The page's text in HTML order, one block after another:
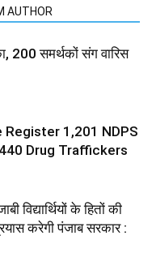
AUTHOR
200 समर्थकों संग वारिस
Register 1,201 NDPS
Drug Traffickers
विद्यार्थियों के हितों की
करेगी पंजाब सरकार :